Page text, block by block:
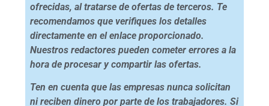
ofrecidas, al tratarse de ofertas de terceros. Te
recomendamos que verifiques los detalles
directamente en el enlace proporcionado.
Nuestros redactores pueden cometer errores a la
hora de procesar y compartir las ofertas.
Ten en cuenta que las empresas nunca solicitan
ni reciben dinero por parte de los trabajadores. Si